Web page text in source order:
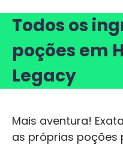
Todos os
poções em
Legacy
Mais aventura!
as próprias poções